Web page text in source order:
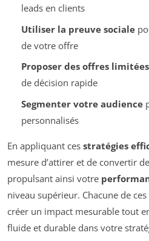
leads en clients
Utiliser la preuve sociale
de votre offre
Proposer des offres limitées
de décision rapide
Segmenter votre audience
personnalisés
En appliquant ces stratégies
mesure d’attirer et de convertir
propulsant ainsi votre
niveau supérieur. Chacune de
créer un impact mesurable tout
fluide et durable dans votre